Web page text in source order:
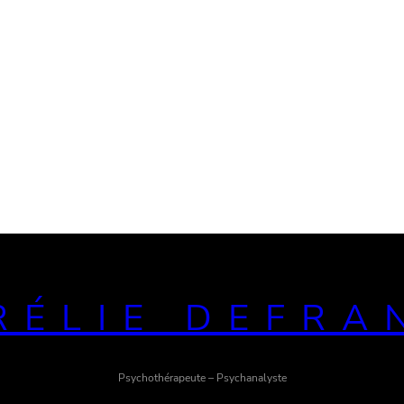
Psychothérapeute – Psychanalyste